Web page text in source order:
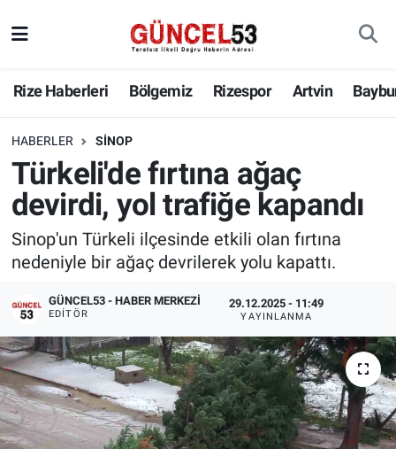
Rize Haberleri Bölgemiz Rizespor Artvin
HABERLER SINOP
Türkeli'de fırtına ağaç
devirdi, yol trafiğe kapandı
Sinop'un Türkeli ilçesinde etkili olan fırtına
nedeniyle bir ağaç devrilerek yolu kapattı.
GÜNCEL53 - HABER MERKEZI
EDITÖR
29.12.2025 - 11:49
YAYINLANMA